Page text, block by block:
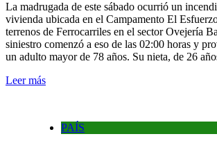
La madrugada de este sábado ocurrió un
vivienda ubicada en el Campamento El
terrenos de Ferrocarriles en el sector Ovejería
siniestro comenzó a eso de las 02:00 horas y
un adulto mayor de 78 años. Su nieta, de 26
Leer más
PAÍS